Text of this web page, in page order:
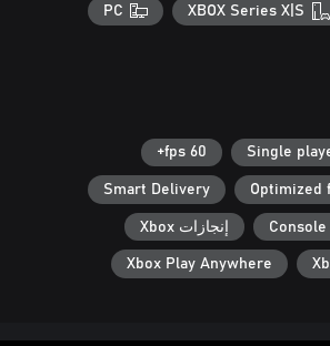
XBOX Series X|S
PC
Single
60 fps+
Optimized
Smart Delivery
إنجازات Xbox
Xbox Play Anywhere